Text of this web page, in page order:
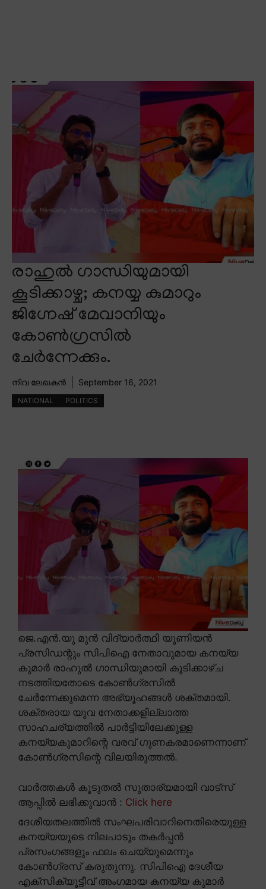
രാഹുൽ ഗാന്ധിയുമായി
കൂടിക്കാഴ്ച; കനയ്യ കുമാറും
ജിഗ്നേഷ് മേവാനിയും
കോൺഗ്രസിൽ
ചേർന്നേക്കും.
നിവ ലേഖകൻ September 16, 2021
NATIONAL POLITICS
ജെ.എൻ.യു മുൻ വിദ്യാർത്ഥി യൂണിയൻ
പ്രസിഡന്റും സിപിഐ നേതാവുമായ കനയ്യ
കുമാർ രാഹുൽ ഗാന്ധിയുമായി കൂടിക്കാഴ്ച
നടത്തിയതോടെ കോൺഗ്രസിൽ
ചേർന്നേക്കുമെന്ന അഭ്യൂഹങ്ങൾ ശക്തമായി.
ശക്തരായ യുവ നേതാക്കളില്ലാത്ത
സാഹചര്യത്തിൽ പാർട്ടിയിലേക്കുള്ള
കനയ്യകുമാറിന്റെ വരവ് ഗുണകരമാണെന്നാണ്
കോൺഗ്രസിന്റെ വിലയിരുത്തൽ.
വാർത്തകൾ കൂടുതൽ സുതാര്യമായി വാട്സ്
ആപ്പിൽ ലഭിക്കുവാൻ : Click here
ദേശീയതലത്തിൽ സംഘപരിവാറിനെതിരെയുള്ള
കനയ്യയുടെ നിലപാടും തകർപ്പൻ
പ്രസംഗങ്ങളും ഫലം ചെയ്യുമെന്നും
കോൺഗ്രസ് കരുതുന്നു. സിപിഐ ദേശീയ
എക്സിക്യൂട്ടീവ് അംഗമായ കനയ്യ കുമാർ